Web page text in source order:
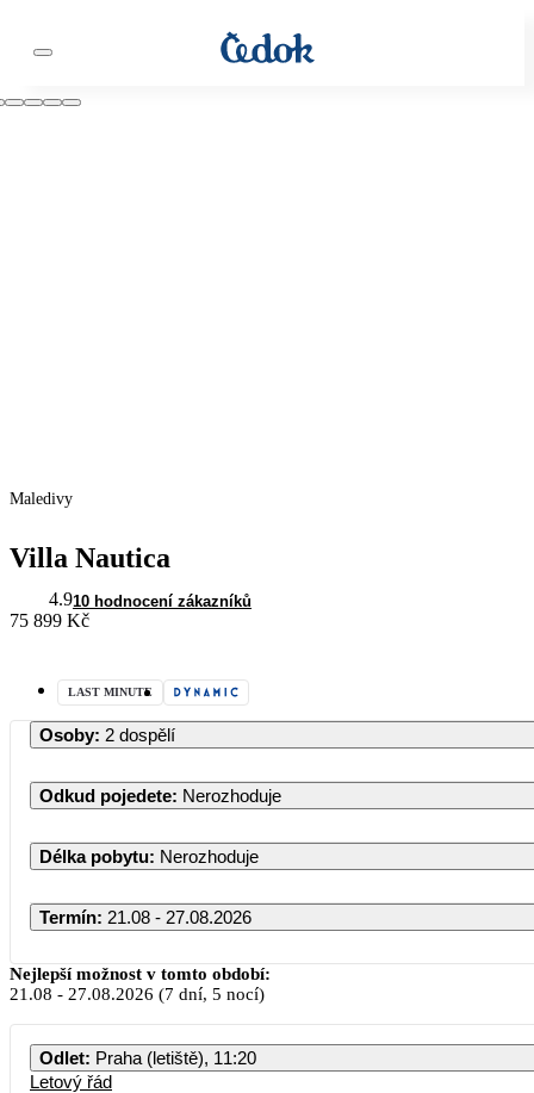
Maledivy
Villa Nautica
4.910 hodnocení zákazníků
75 899 Kč
LAST MINUTE
Osoby: 2 dospělí
Odkud pojedete: Nerozhoduje
Délka pobytu: Nerozhoduje
Termín: 21.08 - 27.08.2026
Srpen 2026
PO ÚT ST ČT
Nejlepší možnost v tomto období:
21.08 - 27.08.2026 (7 dní, 5 nocí)
Odlet: Praha (letiště), 11:20
Letový řád